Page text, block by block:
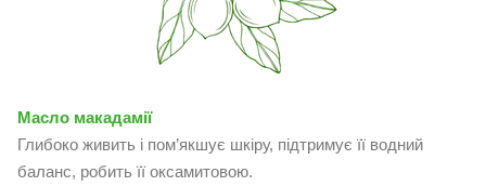
Масло макадамії
Глибоко живить і пом’якшує шкіру, підтримує її водний
баланс, робить її оксамитовою.